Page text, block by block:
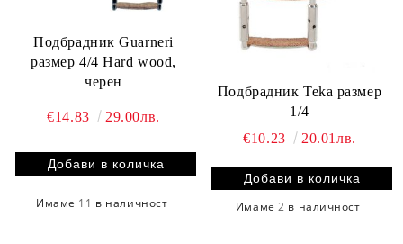
Подбрадник Guarneri
размер 4/4 Hard wood,
черен
€14.83 29.00лв.
Имаме 11 в наличност
Подбрадник Teka размер
1/4
€10.23
20.01лв.
Имаме2 в наличност